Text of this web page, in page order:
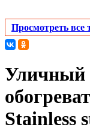
Просмотреть все
Уличный
Stainless